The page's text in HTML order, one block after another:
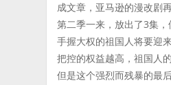
成文章，亚马逊的漫改剧
第二季一来，放出了3集
手握大权的祖国人将要迎
把控的权益越高，祖国人
但是这个强烈而残暴的最